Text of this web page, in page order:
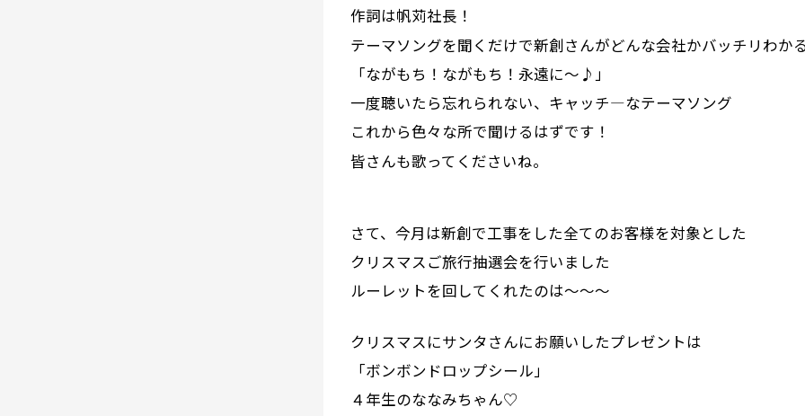
作詞は帆苅社長！
テーマソングを聞くだけで新創さんがどんな会社かバッチリわか
「ながもち！ながもち！永遠に～♪」
一度聴いたら忘れられない、キャッチ―なテーマソング
これから色々な所で聞けるはずです！
皆さんも歌ってくださいね。
さて、今月は新創で工事をした全てのお客様を対象とした
クリスマスご旅行抽選会を行いました
ルーレットを回してくれたのは～～～
クリスマスにサンタさんにお願いしたプレゼントは
「ボンボンドロップシール」
４年生のななみちゃん♡